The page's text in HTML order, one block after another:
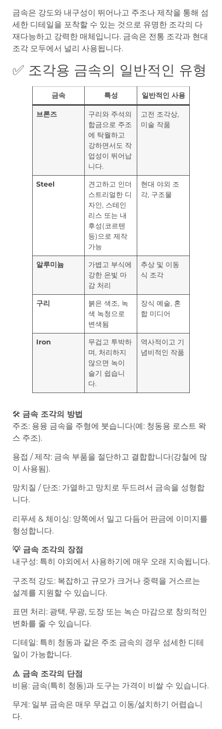
금속은 강도와 내구성이 뛰어나고 주조나 제작을 통해 섬
세한 디테일을 포착할 수 있는 것으로 유명한 조각의 다
재다능하고 강력한 매체입니다. 금속은 전통 조각과 현대
조각 모두에서 널리 사용됩니다.
✅ 조각용 금속의 일반적인 유형
금속 특성 일반적인 사용
브론즈
구리와 주석의
합금으로 주조
에 탁월하고
강하면서도 작
업성이 뛰어납
니다.
고전 조각상,
미술 작품
Steel
견고하고 인더
스트리얼한 디
자인, 스테인
리스 또는 내
후성(코르텐
등)으로 제작
가능
현대 야외 조
각, 구조물
알루미늄
가볍고 부식에
강한 은빛 마
감 처리
추상 및 이동
식 조각
구리
붉은 색조, 녹
색 녹청으로
변색됨
장식 예술, 혼
합 미디어
Iron
무겁고 투박하
며, 처리하지
않으면 녹이
슬기 쉽습니
다.
역사적이고 기
념비적인 작품
🛠️ 금속 조각의 방법
주조: 용융 금속을 주형에 붓습니다(예: 청동용 로스트 왁
스 주조).
용접 / 제작: 금속 부품을 절단하고 결합합니다(강철에 많
이 사용됨).
망치질 / 단조: 가열하고 망치로 두드려서 금속을 성형합
니다.
리푸세 & 체이싱: 양쪽에서 밀고 다듬어 판금에 이미지를
형성합니다.
💡 금속 조각의 장점
내구성: 특히 야외에서 사용하기에 매우 오래 지속됩니다.
구조적 강도: 복잡하고 규모가 크거나 중력을 거스르는
설계를 지원할 수 있습니다.
표면 처리: 광택, 무광, 도장 또는 녹슨 마감으로 창의적인
변화를 줄 수 있습니다.
디테일: 특히 청동과 같은 주조 금속의 경우 섬세한 디테
일이 가능합니다.
⚠️ 금속 조각의 단점
비용: 금속(특히 청동)과 도구는 가격이 비쌀 수 있습니다.
무게: 일부 금속은 매우 무겁고 이동/설치하기 어렵습니
다.